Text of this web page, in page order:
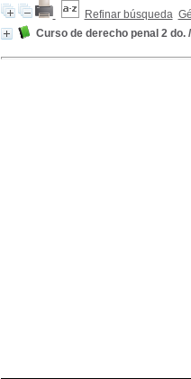
Refinar búsqueda
Curso de derecho penal 2 do./